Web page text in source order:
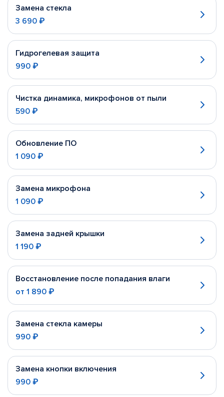
Замена стекла
3 690 ₽
Гидрогелевая защита
990 ₽
Чистка динамика, микрофонов от пыли
590 ₽
Обновление ПО
1 090 ₽
Замена микрофона
1 090 ₽
Замена задней крышки
1 190 ₽
Восстановление после попадания влаги
от 1 890 ₽
Замена стекла камеры
990 ₽
Замена кнопки включения
990 ₽